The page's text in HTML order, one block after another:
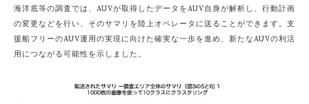
海洋底等の調査では、AUVが取得したデータをAUV自身が解析し、行動計画
の変更などを行い、そのサマリを陸上オペレータに送ることができます。支
援船フリーのAUV運用の実現に向けた確実な一歩を進め、新たなAUVの利活
用につながる可能性を示しました。